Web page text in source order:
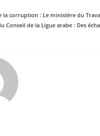
la corruption : Le ministère du
Conseil de la Ligue arabe : Des